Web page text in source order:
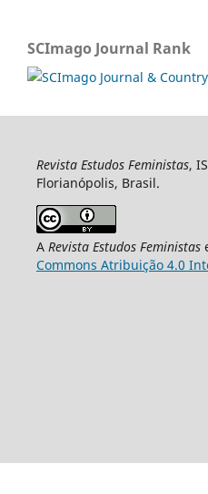
SCImago Journal Rank
Revista Estudos Feministas,
Florianópolis, Brasil.
A Revista Estudos Feministas
Commons Atribuição 4.0